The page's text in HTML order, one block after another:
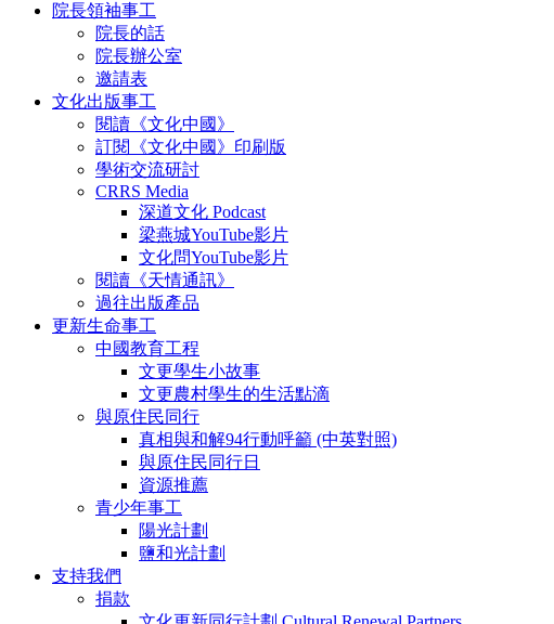
院長領袖事工
院長的話
院長辦公室
邀請表
文化出版事工
閱讀《文化中國》
訂閱《文化中國》印刷版
學術交流研討
CRRS Media
深道文化 Podcast
梁燕城YouTube影片
文化問YouTube影片
閱讀《天情通訊》
過往出版產品
更新生命事工
中國教育工程
文更學生小故事
文更農村學生的生活點滴
與原住民同行
真相與和解94行動呼籲 (中英對照)
與原住民同行日
資源推薦
青少年事工
陽光計劃
鹽和光計劃
支持我們
捐款